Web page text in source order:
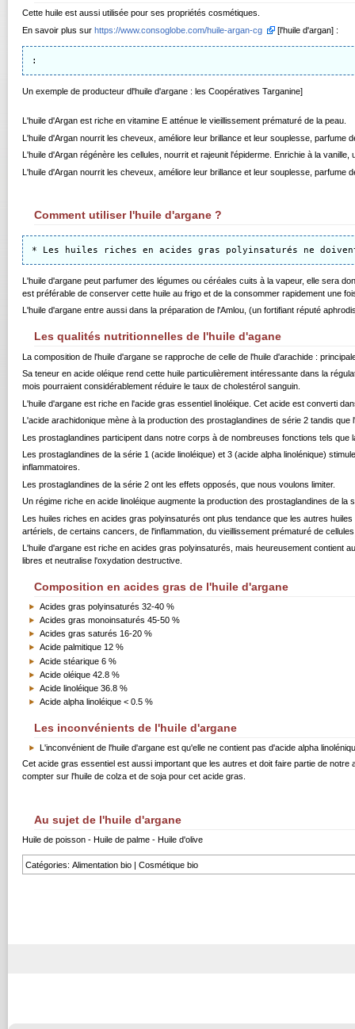
Cette huile est aussi utilisée pour ses propriétés cosmétiques.
En savoir plus sur https://www.consoglobe.com/huile-argan-cg [l'huile d'argan] :
Un exemple de producteur dl'huile d'argane : les Coopératives Targanine]
L'huile d'Argan est riche en vitamine E atténue le vieillissement prématuré de la peau.
L'huile d'Argan nourrit les cheveux, améliore leur brillance et leur souplesse, parfume
L'huile d'Argan régénère les cellules, nourrit et rajeunit l'épiderme. Enrichie à la
L'huile d'Argan nourrit les cheveux, améliore leur brillance et leur souplesse, parfume
Comment utiliser l'huile d'argane ?
L'huile d'argane peut parfumer des légumes ou céréales cuits à la vapeur, elle sera
est préférable de conserver cette huile au frigo et de la consommer rapidement une
L'huile d'argane entre aussi dans la préparation de l'Amlou, (un fortifiant réputé
Les qualités nutritionnelles de l'huile d'agane
La composition de l'huile d'argane se rapproche de celle de l'huile d'arachide :
Sa teneur en acide oléique rend cette huile particulièrement intéressante dans la
mois pourraient considérablement réduire le taux de cholestérol sanguin.
L'huile d'argane est riche en l'acide gras essentiel linoléique. Cet acide est converti
L'acide arachidonique mène à la production des prostaglandines de série 2 tandis
Les prostaglandines participent dans notre corps à de nombreuses fonctions tels que
Les prostaglandines de la série 1 (acide linoléique) et 3 (acide alpha linolénique)
inflammatoires.
Les prostaglandines de la série 2 ont les effets opposés, que nous voulons limiter.
Un régime riche en acide linoléique augmente la production des prostaglandines de
Les huiles riches en acides gras polyinsaturés ont plus tendance que les autres
artériels, de certains cancers, de l'inflammation, du vieillissement prématuré de
L'huile d'argane est riche en acides gras polyinsaturés, mais heureusement contient
libres et neutralise l'oxydation destructive.
Composition en acides gras de l'huile d'argane
Acides gras polyinsaturés 32-40 %
Acides gras monoinsaturés 45-50 %
Acides gras saturés 16-20 %
Acide palmitique 12 %
Acide stéarique 6 %
Acide oléique 42.8 %
Acide linoléique 36.8 %
Acide alpha linoléique < 0.5 %
Les inconvénients de l'huile d'argane
L'inconvénient de l'huile d'argane est qu'elle ne contient pas d'acide alpha
Cet acide gras essentiel est aussi important que les autres et doit faire partie de
compter sur l'huile de colza et de soja pour cet acide gras.
Au sujet de l'huile d'argane
Huile de poisson - Huile de palme - Huile d'olive
Catégories:Alimentation bio |Cosmétique bio